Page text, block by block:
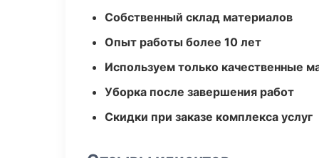
Собственный склад материалов
Опыт работы более 10 лет
Используем только качественные
Уборка после завершения работ
Скидки при заказе комплекса услуг